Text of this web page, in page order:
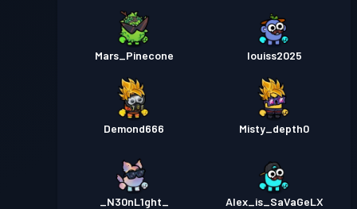
Mars_Pinecone louiss2025
Demond666 Misty_depth0
_N30nL1ght_ Alex_is_SaVaGeLX